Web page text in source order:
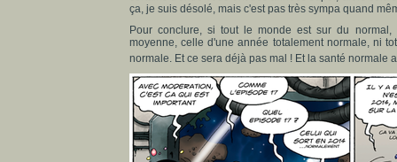
ça, je suis désolé, mais c'est pas très sympa quand
Pour conclure, si tout le monde est sur du
moyenne, celle d'une année totalement normale, ni
normale. Et ce sera déjà pas mal ! Et la santé normale